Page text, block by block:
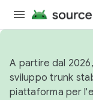
A partire dal
sviluppo trunk
piattaforma per